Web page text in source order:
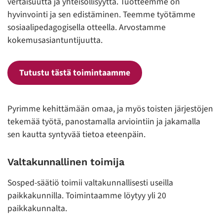
hyvinvointi ja sen edistäminen. Teemme työtämme
sosiaalipedagogisella otteella. Arvostamme
kokemusasiantuntijuutta.
Tutustu tästä toimintaamme
Pyrimme kehittämään omaa, ja myös toisten järjestöjen
tekemää työtä, panostamalla arviointiin ja jakamalla
sen kautta syntyvää tietoa eteenpäin.
Valtakunnallinen toimija
Sosped-säätiö toimii valtakunnallisesti useilla
paikkakunnilla. Toimintaamme löytyy yli 20
paikkakunnalta.